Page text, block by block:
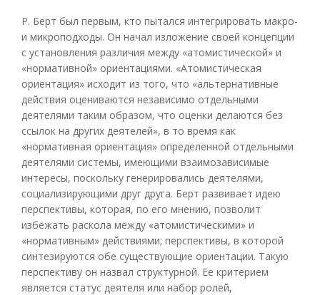
Р. Берт был первым, кто пытался интегрировать макро-
и микроподходы. Он начал изложение своей концепции
с установления различия между «атомистической» и
«нормативной» ориентациями. «Атомистическая
ориентация» исходит из того, что «альтернативные
действия оцениваются независимо отдельными
деятелями таким образом, что оценки делаются без
ссылок на других деятелей», в то время как
«нормативная ориентация» определенной отдельными
деятелями системы, имеющими взаимозависимые
интересы, поскольку генерировались деятелями,
социализирующими друг друга. Берт развивает идею
перспективы, которая, по его мнению, позволит
избежать раскола между «атомистическими» и
«нормативным» действиями; перспективы, в которой
синтезируются обе существующие ориентации. Такую
перспективу он назвал структурной. Ее критерием
является статус деятеля или набор ролей,